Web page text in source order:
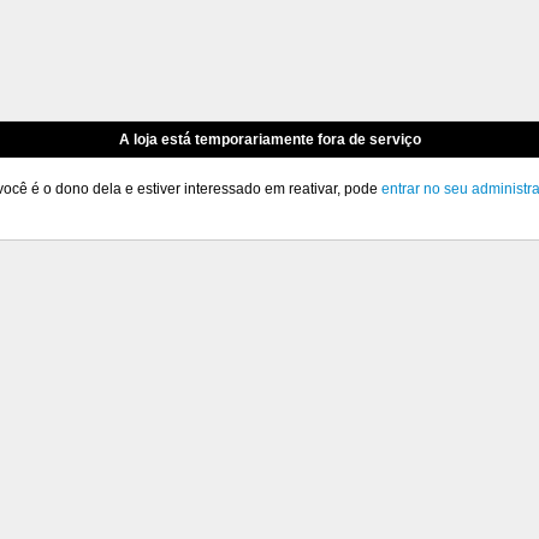
A loja está temporariamente fora de serviço
é o dono dela e estiver interessado em reativar, pode entrar no seu